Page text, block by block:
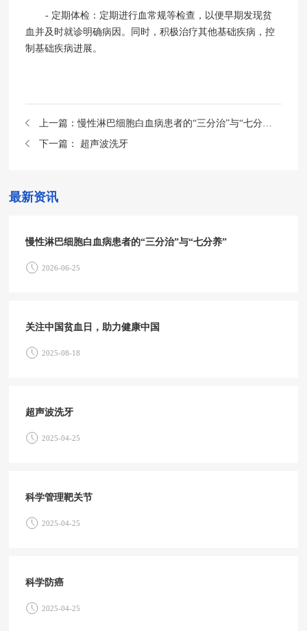
- 定期体检：定期进行血常规等检查，以便早期发现贫
血并及时就诊明确病因。同时，积极治疗其他基础疾病，控
制基础疾病进展。
上一篇：
慢性淋巴细胞白血病患者的“三分治”与“七分养”
超声波洗牙
下一篇：
最新资讯
慢性淋巴细胞白血病患者的“三分治”与“七分养”
2026-06-25
关注中国贫血日，助力健康中国
2025-08-18
超声波洗牙
2025-04-25
科学管理靶关节
2025-04-25
科学防癌
2025-04-25